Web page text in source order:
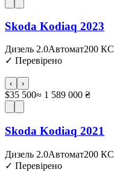
Skoda Kodiaq 2023
Дизель 2.0Автомат200 КС
✓ Перевірено
‹ ›
$35 500≈ 1 589 000 ₴
Skoda Kodiaq 2021
Дизель 2.0Автомат200 КС
✓ Перевірено